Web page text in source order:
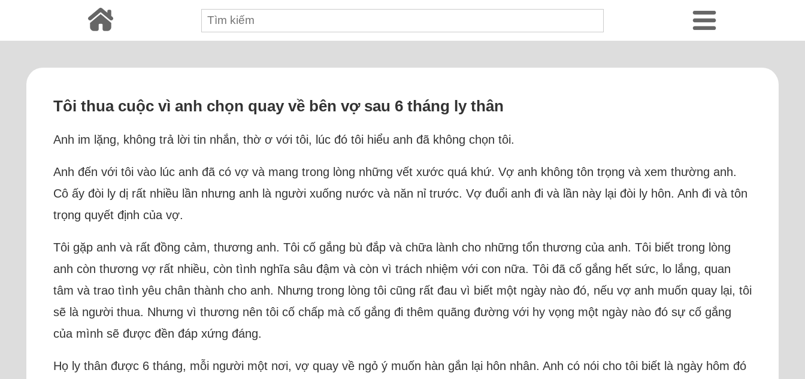
Tôi thua cuộc vì anh chọn quay về bên vợ sau 6 tháng ly thân
Anh im lặng, không trả lời tin nhắn, thờ ơ với tôi, lúc đó tôi hiểu anh đã không chọn tôi.
Anh đến với tôi vào lúc anh đã có vợ và mang trong lòng những vết xước quá khứ. Vợ anh không tôn trọng và xem thường anh.
Cô ấy đòi ly dị rất nhiều lần nhưng anh là người xuống nước và năn nỉ trước. Vợ đuổi anh đi và lần này lại đòi ly hôn. Anh đi và tôn
trọng quyết định của vợ.
Tôi gặp anh và rất đồng cảm, thương anh. Tôi cố gắng bù đắp và chữa lành cho những tổn thương của anh. Tôi biết trong lòng
anh còn thương vợ rất nhiều, còn tình nghĩa sâu đậm và còn vì trách nhiệm với con nữa. Tôi đã cố gắng hết sức, lo lắng, quan
tâm và trao tình yêu chân thành cho anh. Nhưng trong lòng tôi cũng rất đau vì biết một ngày nào đó, nếu vợ anh muốn quay lại, tôi
sẽ là người thua. Nhưng vì thương nên tôi cố chấp mà cố gắng đi thêm quãng đường với hy vọng một ngày nào đó sự cố gắng
của mình sẽ được đền đáp xứng đáng.
Họ ly thân được 6 tháng, mỗi người một nơi, vợ quay về ngỏ ý muốn hàn gắn lại hôn nhân. Anh có nói cho tôi biết là ngày hôm đó